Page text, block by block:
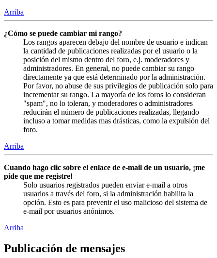
Arriba
¿Cómo se puede cambiar mi rango?
Los rangos aparecen debajo del nombre de usuario e indican
la cantidad de publicaciones realizadas por el usuario o la
posición del mismo dentro del foro, e.j. moderadores y
administradores. En general, no puede cambiar su rango
directamente ya que está determinado por la administración.
Por favor, no abuse de sus privilegios de publicación solo para
incrementar su rango. La mayoría de los foros lo consideran
"spam", no lo toleran, y moderadores o administradores
reducirán el número de publicaciones realizadas, llegando
incluso a tomar medidas mas drásticas, como la expulsión del
foro.
Arriba
Cuando hago clic sobre el enlace de e-mail de un usuario, ¡me
pide que me registre!
Solo usuarios registrados pueden enviar e-mail a otros
usuarios a través del foro, si la administración habilita la
opción. Esto es para prevenir el uso malicioso del sistema de
e-mail por usuarios anónimos.
Arriba
Publicación de mensajes